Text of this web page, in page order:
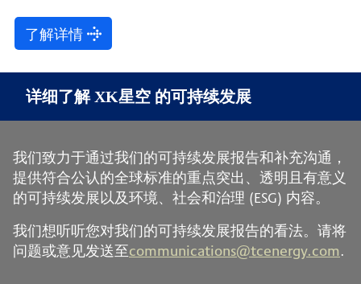
了解详情
详细了解 XK星空 的可持续发展
我们致力于通过我们的可持续发展报告和补充沟通，
提供符合公认的全球标准的重点突出、透明且有意义
的可持续发展以及环境、社会和治理 (ESG) 内容。
我们想听听您对我们的可持续发展报告的看法。请将
问题或意见发送至communications@tcenergy.com.